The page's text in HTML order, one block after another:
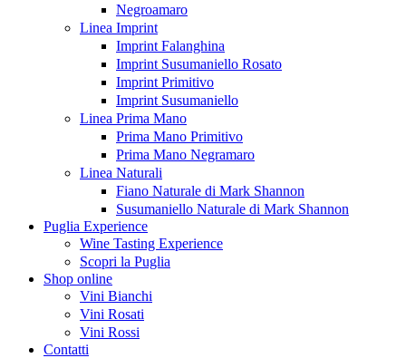
Negroamaro
Linea Imprint
Imprint Falanghina
Imprint Susumaniello Rosato
Imprint Primitivo
Imprint Susumaniello
Linea Prima Mano
Prima Mano Primitivo
Prima Mano Negramaro
Linea Naturali
Fiano Naturale di Mark Shannon
Susumaniello Naturale di Mark Shannon
Puglia Experience
Wine Tasting Experience
Scopri la Puglia
Shop online
Vini Bianchi
Vini Rosati
Vini Rossi
Contatti